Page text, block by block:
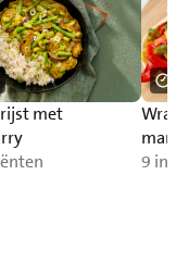
met
9